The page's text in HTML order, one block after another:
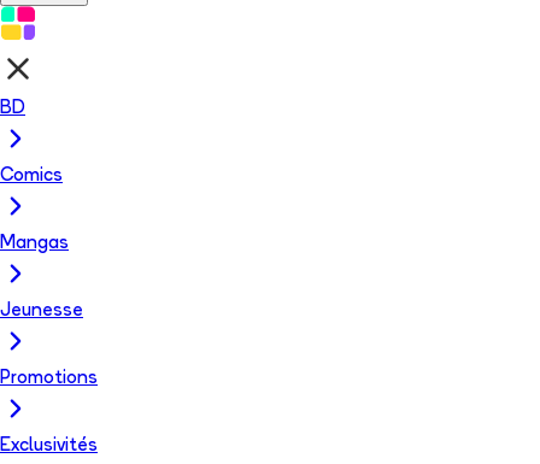
BD
Comics
Mangas
Jeunesse
Promotions
Exclusivités